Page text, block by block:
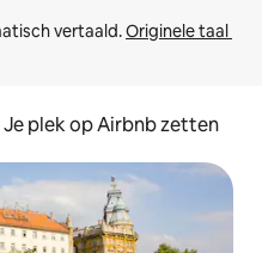
vertaald. Originele taal
Je plek op Airbnb zetten